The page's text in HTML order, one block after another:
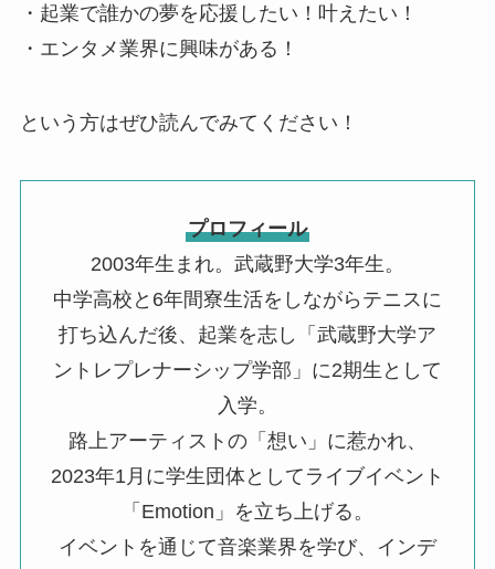
・起業で誰かの夢を応援したい！叶えたい！
・エンタメ業界に興味がある！
という方はぜひ読んでみてください！
プロフィール
2003年生まれ。武蔵野大学3年生。
中学高校と6年間寮生活をしながらテニスに
打ち込んだ後、起業を志し「武蔵野大学ア
ントレプレナーシップ学部」に2期生として
入学。
路上アーティストの「想い」に惹かれ、
2023年1月に学生団体としてライブイベント
「Emotion」を立ち上げる。
イベントを通じて音楽業界を学び、インデ